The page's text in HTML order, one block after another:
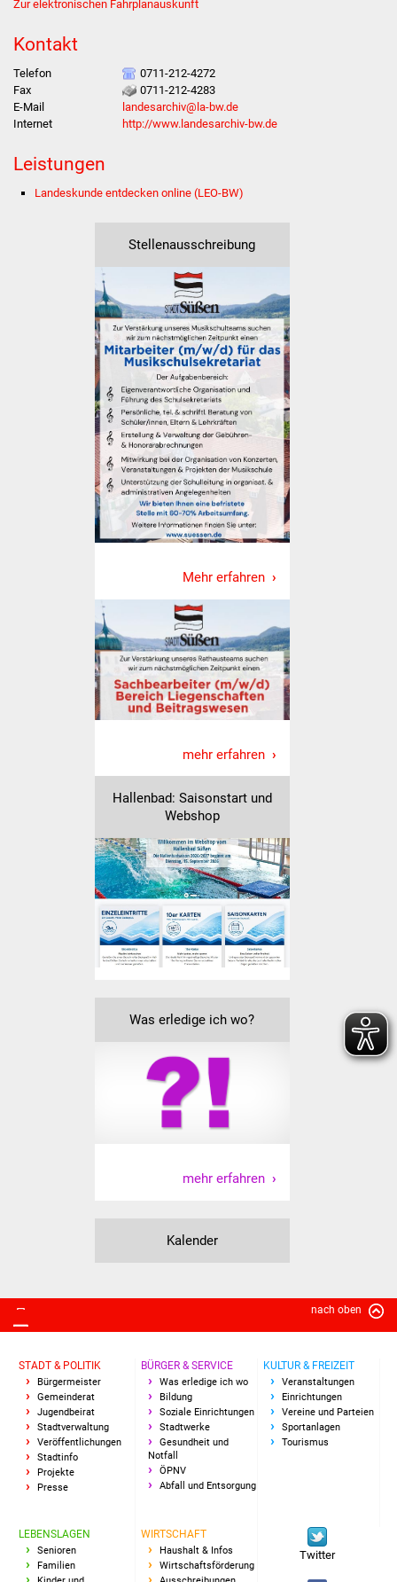
Dienstleistungen
Lebenslagen
Bürgerinfos
Kindergärten
Kolping-Musikschule
Volkshochschule
Soziale Einrichtungen
Kirchen
Lokale Agenda
Kinder- und
Familienzentrum
Stadtwerke
Suenergie
NETZMonitor
Gesundheit und Notfall
Ärzte und Apotheken
Pflege von Angehörigen
Hitzewarnung / UV-
ÖPNV
Abfall und Entsorgung
Stadtbücherei
Stadtarchiv
Zehntscheuer
Kulturhalle
Zur elektronischen Fahrplanauskunft
Kontakt
Telefon
0711-212-4272
Fax
0711-212-4283
E-Mail
landesarchiv@la-bw.de
Internet
http://www.landesarchiv-bw.de
Leistungen
Landeskunde entdecken online (LEO-BW)
Stellenausschreibung
Mehr erfahren
mehr erfahren
Hallenbad: Saisonstart und
Webshop
Was erledige ich wo?
mehr erfahren
Kalender
nach oben
STADT & POLITIK
Bürgermeister
Gemeinderat
Jugendbeirat
Stadtverwaltung
Veröffentlichungen
Stadtinfo
Projekte
Presse
BÜRGER & SERVICE
Was erledige ich wo
Bildung
Soziale Einrichtungen
Stadtwerke
Gesundheit und
Notfall
ÖPNV
Abfall und Entsorgung
KULTUR & FREIZEIT
Veranstaltungen
Einrichtungen
Vereine und Parteien
Sportanlagen
Tourismus
LEBENSLAGEN
Senioren
Familien
WIRTSCHAFT
Haushalt & Infos
Wirtschaftsförderung
Twitter